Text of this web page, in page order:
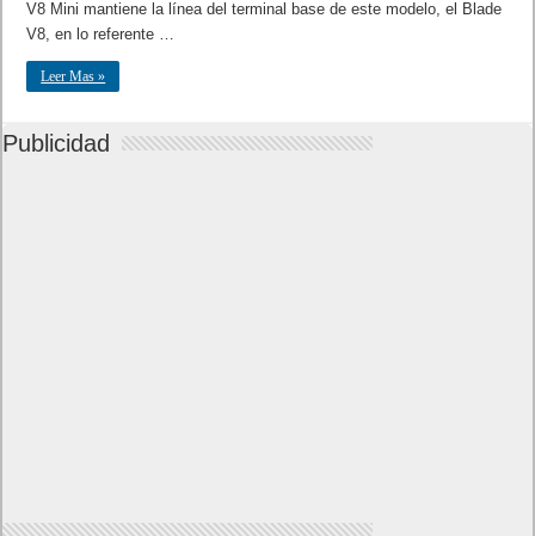
V8 Mini mantiene la línea del terminal base de este modelo, el Blade
V8, en lo referente …
Leer Mas »
Publicidad